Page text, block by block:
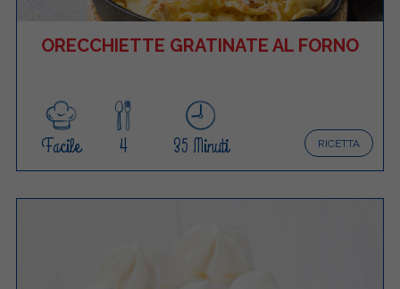
ORECCHIETTE GRATINATE AL FORNO
RICETTA
Facile 4 35 Minuti